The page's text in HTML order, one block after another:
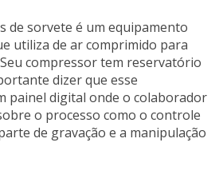
de sorvete é um equipamento
utiliza de ar comprimido para
compressor tem reservatório
dizer que esse
painel digital onde o colaborador
o processo como o controle
de gravação e a manipulação